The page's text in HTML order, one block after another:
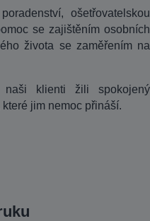
ošetřovatelskou
se zajištěním osobních
života se zaměřením na
naši klienti žili spokojený
jim nemoc přináší.